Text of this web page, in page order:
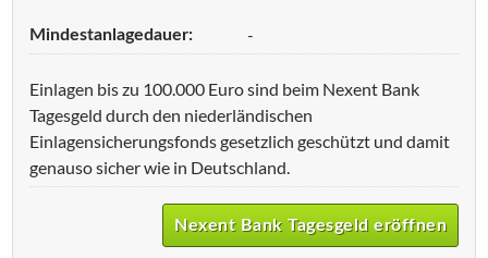
Mindestanlagedauer: -
Einlagen bis zu 100.000 Euro sind beim Nexent Bank
Tagesgeld durch den niederländischen
Einlagensicherungsfonds gesetzlich geschützt und damit
genauso sicher wie in Deutschland.
Nexent Bank Tagesgeld eröffnen